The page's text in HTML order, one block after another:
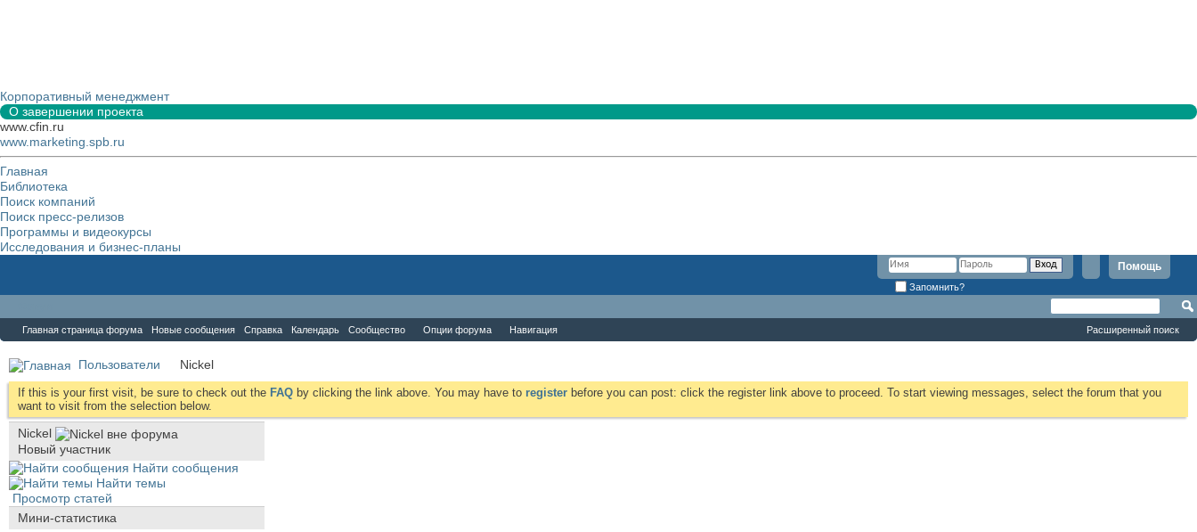
Корпоративный менеджмент
О завершении проекта
www.cfin.ru
www.marketing.spb.ru
Главная
Библиотека
Поиск компаний
Поиск пресс-релизов
Программы и видеокурсы
Исследования и бизнес-планы
Помощь
Запомнить?
Главная страница форума Новые сообщения Справка Календарь Сообщество Опции форума Навигация Расширенный поиск
Пользователи Nickel
If this is your first visit, be sure to check out the FAQ by clicking the link above. You may have to register before you can post: click the register link above to proceed. To start viewing messages, select the forum that you
want to visit from the selection below.
Nickel
Новый участник
Найти сообщения
Найти темы
Просмотр статей
Мини-статистика